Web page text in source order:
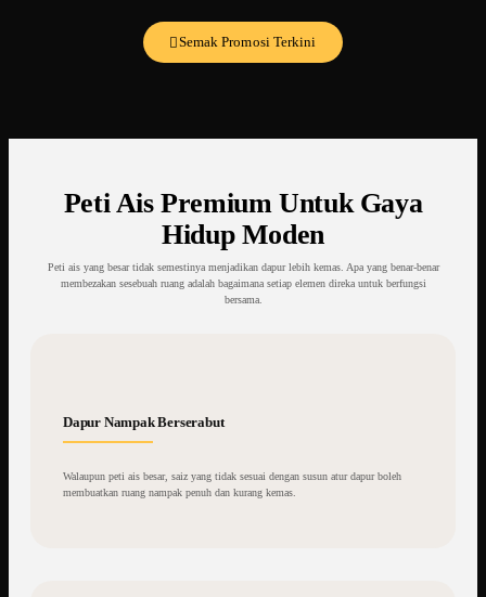
Semak Promosi Terkini
Peti Ais Premium Untuk Gaya
Hidup Moden
Peti ais yang besar tidak semestinya menjadikan dapur lebih kemas. Apa yang benar-benar
membezakan sesebuah ruang adalah bagaimana setiap elemen direka untuk berfungsi
bersama.
Dapur Nampak Berserabut
Walaupun peti ais besar, saiz yang tidak sesuai dengan susun atur dapur boleh
membuatkan ruang nampak penuh dan kurang kemas.